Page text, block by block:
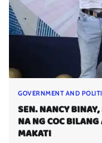
GOVERNMENT AND
SEN. NANCY
NA NG COC
MAKATI